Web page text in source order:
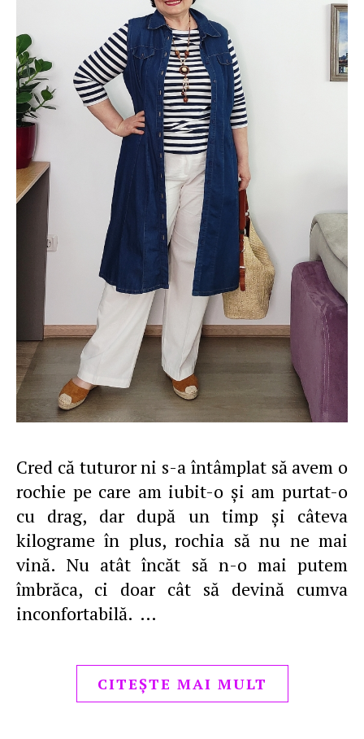
Cred că tuturor ni s-a întâmplat să avem o
rochie pe care am iubit-o şi am purtat-o
cu drag, dar după un timp şi câteva
kilograme în plus, rochia să nu ne mai
vină. Nu atât încăt să n-o mai putem
îmbrăca, ci doar cât să devină cumva
inconfortabilă. …
CITEȘTE MAI MULT